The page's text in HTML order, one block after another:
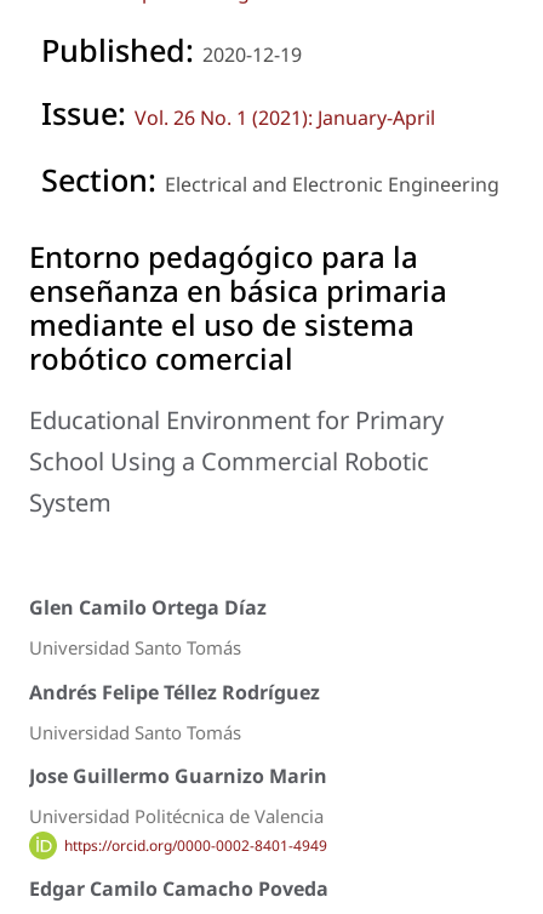
Published: 2020-12-19
Issue: Vol. 26 No. 1 (2021): January-April
Section: Electrical and Electronic Engineering
Entorno pedagógico para la
enseñanza en básica primaria
mediante el uso de sistema
robótico comercial
Educational Environment for Primary
School Using a Commercial Robotic
System
Glen Camilo Ortega Díaz
Universidad Santo Tomás
Andrés Felipe Téllez Rodríguez
Universidad Santo Tomás
Jose Guillermo Guarnizo Marin
Universidad Politécnica de Valencia
https://orcid.org/0000-0002-8401-4949
Edgar Camilo Camacho Poveda